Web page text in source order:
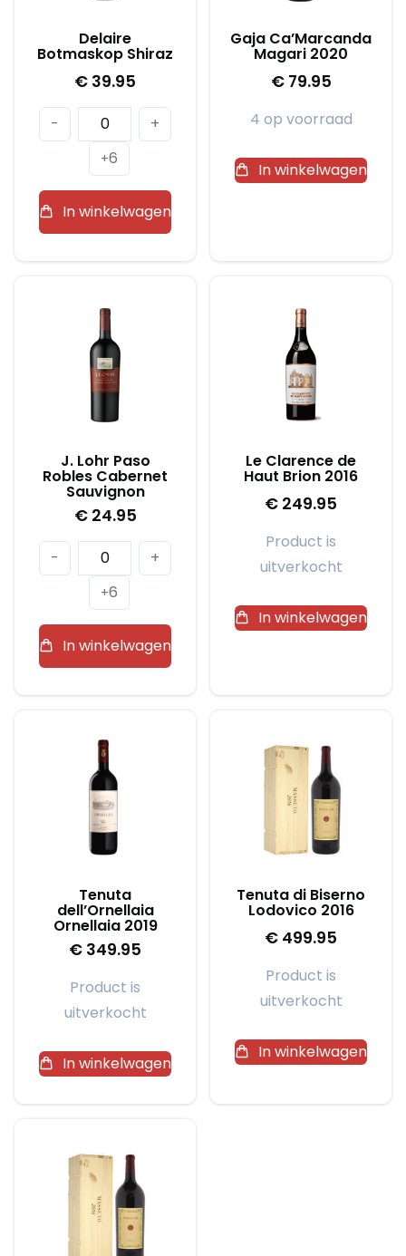
Delaire
Botmaskop Shiraz
€ 39.95
-
Delaire
Botmaskop
Shiraz
aantal
+
+6
In winkelwagen
Gaja Ca’Marcanda
Magari 2020
€ 79.95
4 op voorraad
In winkelwagen
J. Lohr Paso
Robles Cabernet
Sauvignon
€ 24.95
-
Lohr
Paso
Robles
Cabernet
+
+6
In winkelwagen
Le Clarence de
Haut Brion 2016
€ 249.95
Product is
uitverkocht
In winkelwagen
Tenuta
dell’Ornellaia
Ornellaia 2019
€ 349.95
Product is
uitverkocht
In winkelwagen
Tenuta di Biserno
Lodovico 2016
€ 499.95
Product is
uitverkocht
In winkelwagen